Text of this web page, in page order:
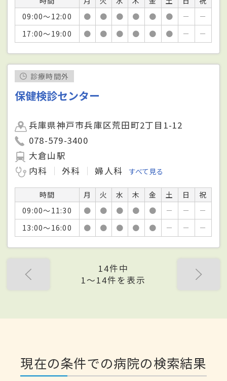
09:00～12:00
● ● ● ● ● ● －
－
17:00～19:00
● ● ● ● ● ● － －
診療時間外
保健検診センター
兵庫県神戸市兵庫区荒田町2丁目1-12
078-579-3400
大倉山駅
内科
外科 婦人科 すべて見る
時間 月 火 水 木 金 土 日
祝
09:00～11:30
● ● ● ● ● － －
－
13:00～16:00
● ● ● ● ● － － －
14件中
1〜14件を表示
現在の条件での病院の検索結果